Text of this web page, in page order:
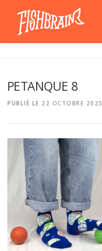
contenu
LA BOUTIQUE
PETANQUE 8
PUBLIÉ LE 22 OCTOBRE 2025